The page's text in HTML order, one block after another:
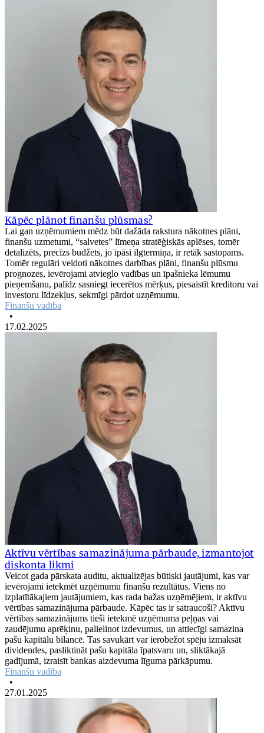
Kāpēc plānot finanšu plūsmas?
Lai gan uzņēmumiem mēdz būt dažāda rakstura nākotnes plāni,
finanšu uzmetumi, “salvetes” līmeņa stratēģiskās aplēses, tomēr
detalizēts, precīzs budžets, jo īpāsi ilgtermiņa, ir retāk sastopams.
Tomēr regulāri veidoti nākotnes darbības plāni, finanšu plūsmu
prognozes, ievērojami atvieglo vadības un īpašnieka lēmumu
pieņemšanu, palīdz sasniegt iecerētos mērķus, piesaistīt kreditoru vai
investoru līdzekļus, sekmīgi pārdot uzņēmumu.
Finanšu vadība
•
17.02.2025
Aktīvu vērtības samazinājuma pārbaude, izmantojot
diskonta likmi
Veicot gada pārskata auditu, aktualizējas būtiski jautājumi, kas var
ievērojami ietekmēt uzņēmumu finanšu rezultātus. Viens no
izplatītākajiem jautājumiem, kas rada bažas uzņēmējiem, ir aktīvu
vērtības samazinājuma pārbaude. Kāpēc tas ir satraucoši? Aktīvu
vērtības samazinājums tieši ietekmē uzņēmuma peļņas vai
zaudējumu aprēķinu, palielinot izdevumus, un attiecīgi samazina
pašu kapitālu bilancē. Tas savukārt var ierobežot spēju izmaksāt
dividendes, pasliktināt pašu kapitāla īpatsvaru un, sliktākajā
gadījumā, izraisīt bankas aizdevuma līguma pārkāpumu.
Finanšu vadība
•
27.01.2025